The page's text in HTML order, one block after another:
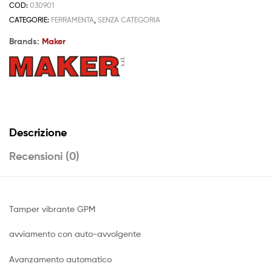
COD: 030901
CATEGORIE: FERRAMENTA, SENZA CATEGORIA
Brands: Maker
Descrizione
Recensioni (0)
Tamper vibrante GPM
avviamento con auto-avvolgente
Avanzamento automatico